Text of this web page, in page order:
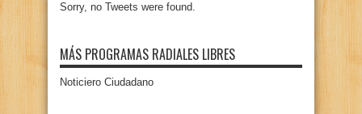
Sorry, no Tweets were found.
MÁS PROGRAMAS RADIALES LIBRES
Noticiero Ciudadano